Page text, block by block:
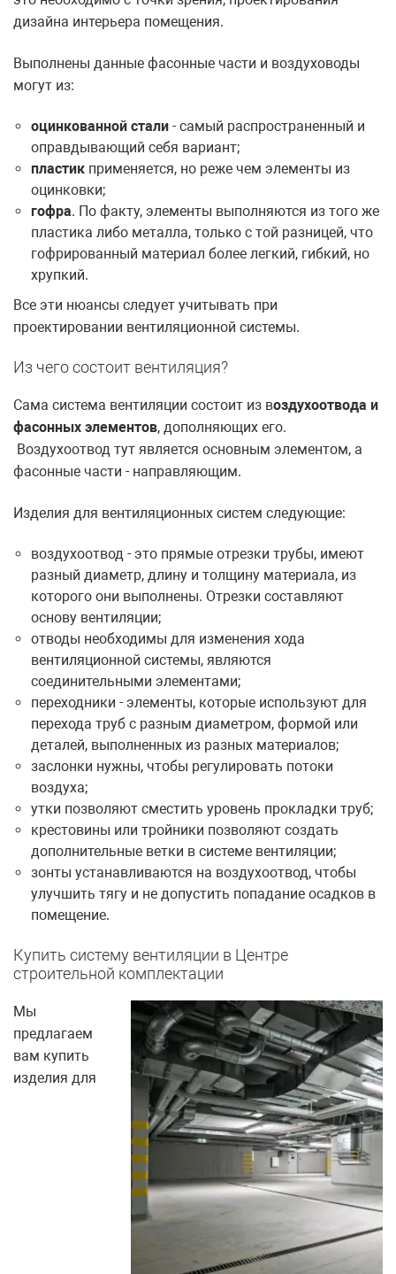
дизайна интерьера помещения.
Выполнены данные фасонные части и воздуховоды
могут из:
оцинкованной стали - самый распространенный и
оправдывающий себя вариант;
пластик применяется, но реже чем элементы из
оцинковки;
гофра. По факту, элементы выполняются из того же
пластика либо металла, только с той разницей, что
гофрированный материал более легкий, гибкий, но
хрупкий.
Все эти нюансы следует учитывать при
проектировании вентиляционной системы.
Из чего состоит вентиляция?
Сама система вентиляции состоит из воздухоотвода и
фасонных элементов, дополняющих его.
Воздухоотвод тут является основным элементом, а
фасонные части - направляющим.
Изделия для вентиляционных систем следующие:
воздухоотвод - это прямые отрезки трубы, имеют
разный диаметр, длину и толщину материала, из
которого они выполнены. Отрезки составляют
основу вентиляции;
отводы необходимы для изменения хода
вентиляционной системы, являются
соединительными элементами;
переходники - элементы, которые используют для
перехода труб с разным диаметром, формой или
деталей, выполненных из разных материалов;
заслонки нужны, чтобы регулировать потоки
воздуха;
утки позволяют сместить уровень прокладки труб;
крестовины или тройники позволяют создать
дополнительные ветки в системе вентиляции;
зонты устанавливаются на воздухоотвод, чтобы
улучшить тягу и не допустить попадание осадков в
помещение.
Купить систему вентиляции в Центре
строительной комплектации
Мы
предлагаем
вам купить
изделия для